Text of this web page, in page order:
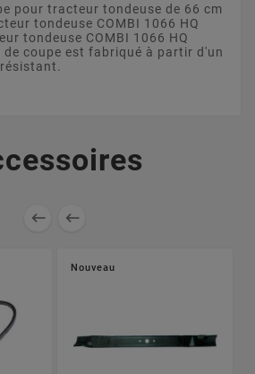
pour tracteur tondeuse de 66 cm
tondeuse COMBI 1066 HQ
tondeuse COMBI 1066 HQ
de coupe est fabriqué à partir d'un
 
Nouveau